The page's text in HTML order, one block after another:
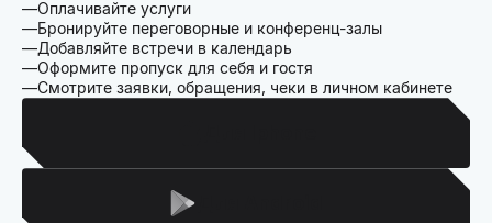
Оплачивайте услуги
Бронируйте переговорные и конференц-залы
Добавляйте встречи в календарь
Оформите пропуск для себя и гостя
Смотрите заявки, обращения, чеки в личном кабинете